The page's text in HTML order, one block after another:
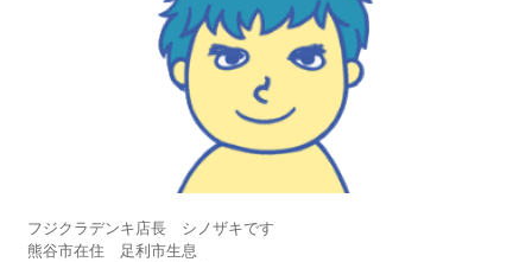
フジクラデンキ店長 シノザキです
熊谷市在住 足利市生息